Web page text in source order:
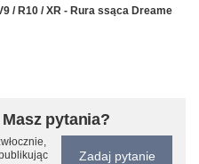
/ R10 / XR - Rura ssąca Dreame
pytania?
Zadaj pytanie